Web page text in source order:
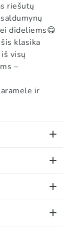
riešutų
saldumynų
dideliems😋
klasika
visų
–
ir
etalonu, jie
saldainis,
1928
%) aplieti
įvairiomis